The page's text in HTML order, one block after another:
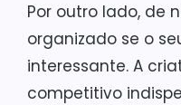
Por outro lado, de
organizado se o
interessante. A
competitivo